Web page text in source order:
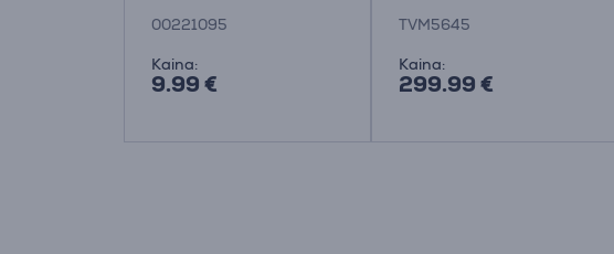
00221095
Kaina:
9.99 €
TVM5645
Kaina:
299.99 €